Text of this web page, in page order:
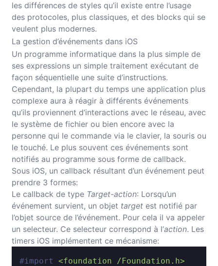
les différences de styles qu’il existe entre l’usage
des protocoles, plus classiques, et des blocks qui se
veulent plus modernes.
La gestion d’événements dans iOS
Un programme informatique dans la plus simple de
ses expressions un simple traitement exécutant de
façon séquentielle une suite d’instructions.
Cependant, la plupart du temps une application plus
complexe aura à réagir à différents événements
qu’ils proviennent d’interactions avec le réseau, avec
le système de fichier ou bien encore avec la
personne qui le commande via le clavier, la souris ou
le touché. Le plus souvent ces événements sont
notifiés au programme sous forme de callback.
Sous iOS, un callback résultant d’un événement peut
prendre 3 formes:
Le callback de type Target-action: Lorsqu’un
événement survient, un objet target est notifié par
l’objet source de l’événement. Pour cela il va appeler
un selecteur. Ce selecteur correspond à l’action. Les
timers iOS implémentent ce mécanisme:
#import <foundation /Foundation.h>